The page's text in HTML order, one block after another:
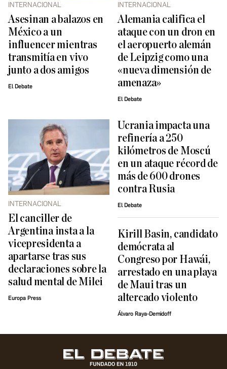
INTERNACIONAL
Asesinan a balazos en
México a un
influencer mientras
transmitía en vivo
junto a dos amigos
El Debate
INTERNACIONAL
Alemania califica el
ataque con un dron en
el aeropuerto alemán
de Leipzig como una
«nueva dimensión de
amenaza»
El Debate
INTERNACIONAL
El canciller de
Argentina insta a la
vicepresidenta a
apartarse tras sus
declaraciones sobre la
salud mental de Milei
Europa Press
Ucrania impacta una
refinería a 250
kilómetros de Moscú
en un ataque récord de
más de 600 drones
contra Rusia
El Debate
Kirill Basin, candidato
demócrata al
Congreso por Hawái,
arrestado en una playa
de Maui tras un
altercado violento
Álvaro Raya-Demidoff